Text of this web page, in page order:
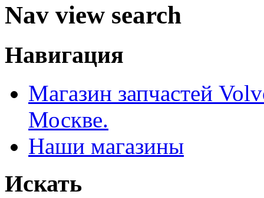
Nav view search
Навигация
Магазин запчастей
Москве.
Наши магазины
Искать